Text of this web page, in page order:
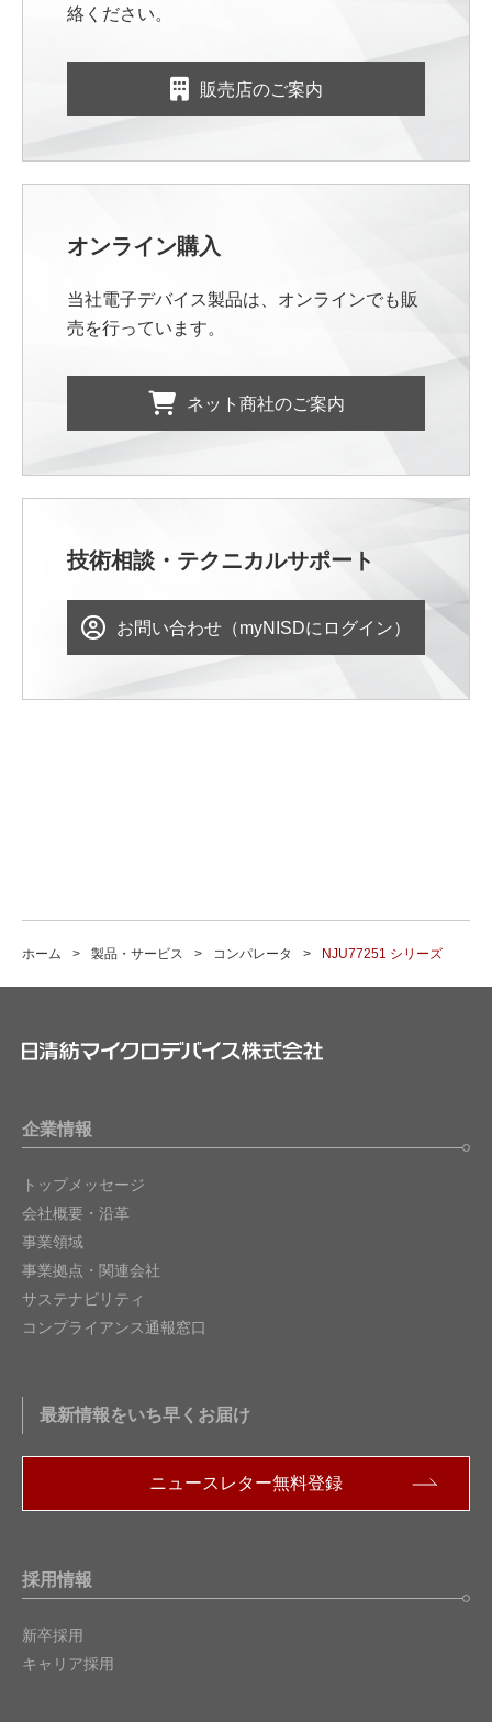
絡ください。
販売店のご案内
オンライン購入
当社電子デバイス製品は、オンラインでも販
売を行っています。
ネット商社のご案内
技術相談・テクニカルサポート
お問い合わせ（myNISDにログイン）
ホーム 製品・サービス コンパレータ NJU77251 シリーズ
企業情報
トップメッセージ
会社概要・沿革
事業領域
事業拠点・関連会社
サステナビリティ
コンプライアンス通報窓口
最新情報をいち早くお届け
ニュースレター無料登録
採用情報
新卒採用
キャリア採用